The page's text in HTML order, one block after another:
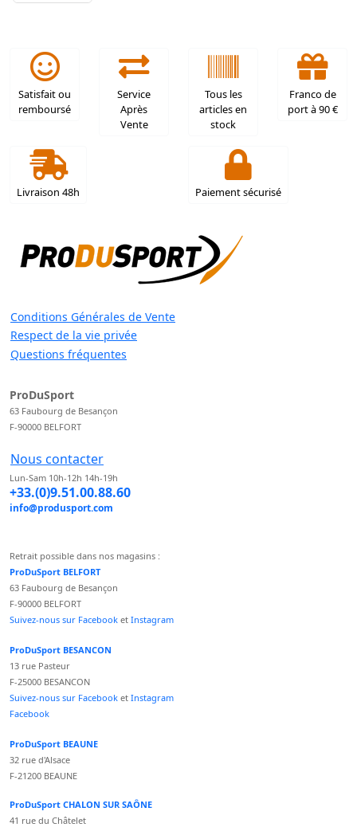
Satisfait ou
remboursé
Service
Après
Vente
Tous les
articles en
stock
Franco de
port à 90 €
Livraison 48h Paiement sécurisé
Conditions Générales de Vente
Respect de la vie privée
Questions fréquentes
ProDuSport
63 Faubourg de Besançon
F-90000 BELFORT
Nous contacter
Lun-Sam 10h-12h 14h-19h
+33.(0)9.51.00.88.60
info@produsport.com
Retrait possible dans nos magasins :
ProDuSport BELFORT
63 Faubourg de Besançon
F-90000 BELFORT
Suivez-nous sur Facebook et Instagram
ProDuSport BESANCON
13 rue Pasteur
F-25000 BESANCON
Suivez-nous sur Facebook et Instagram
Facebook
ProDuSport BEAUNE
32 rue d'Alsace
F-21200 BEAUNE
ProDuSport CHALON SUR SAÔNE
41 rue du Châtelet